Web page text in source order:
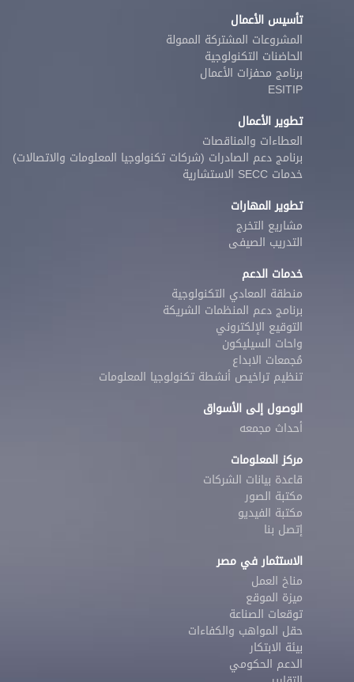
تأسيس الأعمال
المشروعات المشتركة الممولة
الحاضنات التكنولوجية
برنامج محفزات الأعمال
ESITIP
تطوير الأعمال
العطاءات والمناقصات
برنامج دعم الصادرات (شركات تكنولوجيا المعلومات والاتصالات)
خدمات SECC الاستشارية
تطوير المهارات
مشاريع التخرج
التدريب الصيفى
خدمات الدعم
منطقة المعادي التكنولوجية
برنامج دعم المنظمات الشريكة
التوقيع الإلكتروني
واحات السيليكون
مُجمعات الابداع
تنظيم تراخيص أنشطة تكنولوجيا المعلومات
الوصول إلى الأسواق
أحداث مجمعه
مركز المعلومات
قاعدة بيانات الشركات
مكتبة الصور
مكتبة الفيديو
إتصل بنا
الاستثمار في مصر
مناخ العمل
ميزة الموقع
توقعات الصناعة
حقل المواهب والكفاءات
بيئة الابتكار
الدعم الحكومي